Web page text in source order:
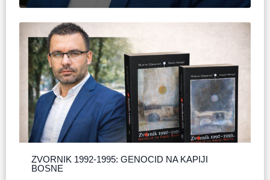
ZVORNIK 1992-1995: GENOCID NA KAPIJI
BOSNE